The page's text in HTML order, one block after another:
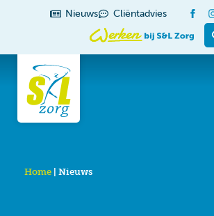
Nieuws Cliëntadvies
Home Nieuws